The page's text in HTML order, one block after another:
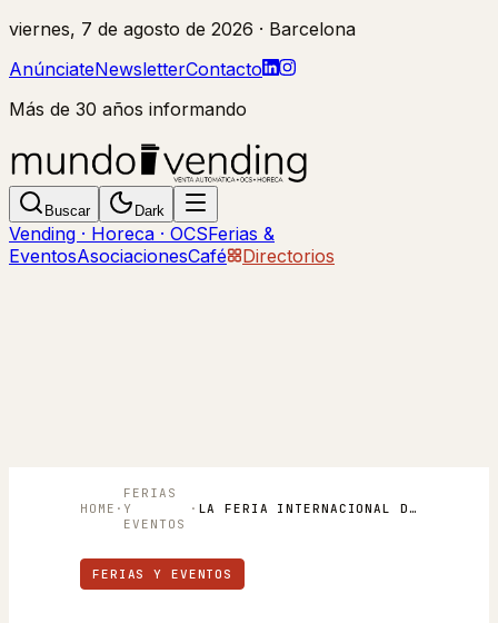
viernes, 7 de agosto de 2026 · Barcelona
AnúnciateNewsletterContacto
Más de 30 años informando
Buscar Dark
Vending · Horeca · OCSFerias &
EventosAsociacionesCafé Directorios
HOME ·
FERIAS
Y
EVENTOS
· LA FERIA INTERNACIONAL DEL JUEGO REGRESA A MADRID EN ABRIL
FERIAS Y EVENTOS